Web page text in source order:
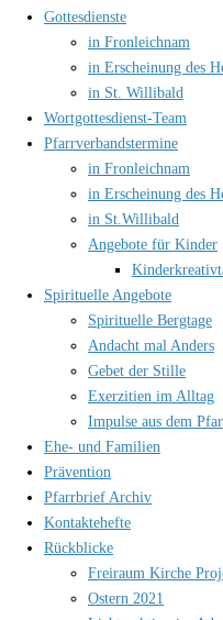
Gottesdienste
in Fronleichnam
in Erscheinung des
in St. Willibald
Wortgottesdienst-Team
Pfarrverbandstermine
in Fronleichnam
in Erscheinung des
in St.Willibald
Angebote für Kinder
Spirituelle Angebote
Spirituelle Bergtage
Andacht mal Anders
Gebet der Stille
Exerzitien im Alltag
Impulse aus dem
Ehe- und Familien
Prävention
Pfarrbrief Archiv
Kontaktehefte
Rückblicke
Freiraum Kirche
Ostern 2021